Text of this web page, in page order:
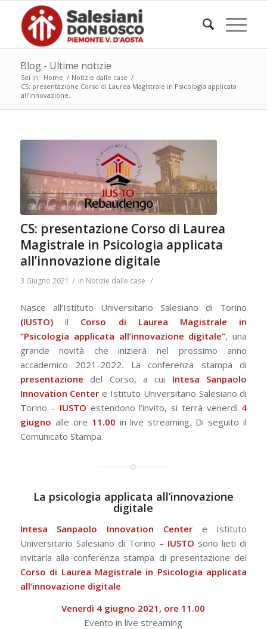
Blog - Ultime notizie
Sei in: Home / Notizie dalle case /
CS: presentazione Corso di Laurea Magistrale in Psicologia applicata
all’innovazione...
CS: presentazione Corso di Laurea
Magistrale in Psicologia applicata
all’innovazione digitale
3 Giugno 2021 / in Notizie dalle case /
Nasce all’Istituto Universitario Salesiano di Torino
(IUSTO)il Corso di Laurea Magistrale in
“Psicologia applicata all’innovazione digitale”, una
grande novità che inizierà nel prossimo anno
accademico 2021-2022. La conferenza stampa di
presentazione del Corso, a cui Intesa Sanpaolo
Innovation Center e Istituto Universitario Salesiano di
Torino – IUSTO estendono l’invito, si terrà venerdì 4
giugno alle ore 11.00 in live streaming. Di seguito il
Comunicato Stampa.
La psicologia applicata all’innovazione
digitale
Intesa Sanpaolo Innovation Centere Istituto
Universitario Salesiano di Torino – IUSTO sono lieti di
invitarla alla conferenza stampa di presentazione del
Corso di Laurea Magistrale in Psicologia applicata
all’innovazione digitale.
Venerdì 4 giugno 2021, ore 11.00
Evento in live streaming